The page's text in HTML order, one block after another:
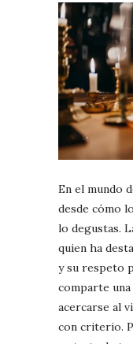
En el mundo
desde cómo
lo degustas.
quien ha
y su respeto
comparte
acercarse al
con criterio.